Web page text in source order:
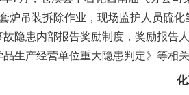
炉吊装拆除作业，现场监护人员硫
故隐患内部报告奖励制度，奖励报告
品生产经营单位重大隐患判定》等相
化